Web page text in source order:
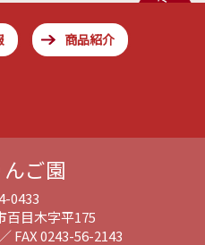
商品紹介
ご園
0433
百目木字平175
FAX 0243-56-2143